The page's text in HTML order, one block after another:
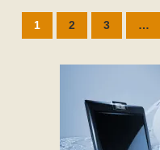
1 2 3 …